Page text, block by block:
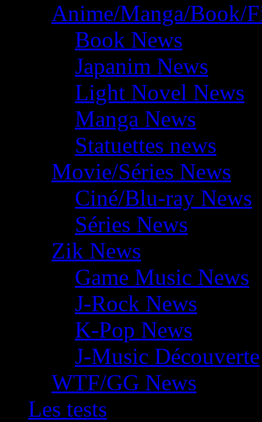
Anime/Manga/Book/
Book News
Japanim News
Light Novel News
Manga News
Statuettes news
Movie/Séries News
Ciné/Blu-ray News
Séries News
Zik News
Game Music News
J-Rock News
K-Pop News
J-Music Découverte
WTF/GG News
Les tests